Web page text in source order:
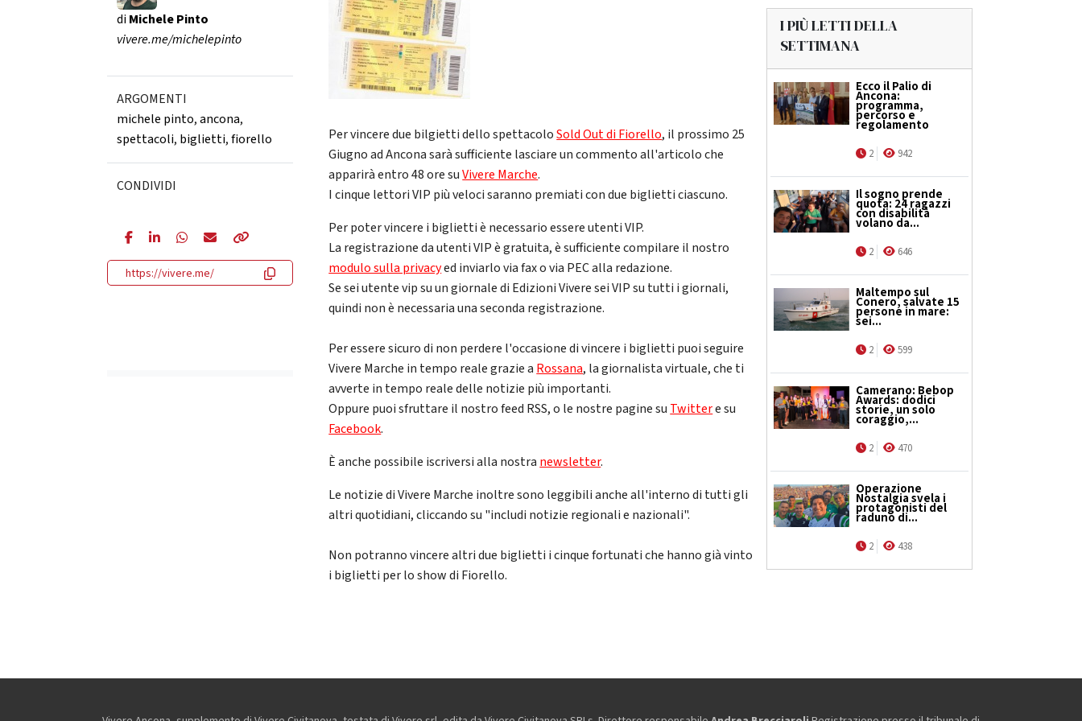
diMichele Pinto
vivere.me/michelepinto
ARGOMENTI
michele pinto,ancona,
spettacoli, biglietti,fiorello
CONDIVIDI
https://vivere.me/
Per vincere due bilgietti dello spettacoloSold Out di Fiorello, il prossimo 25
Giugno ad Ancona sarà sufficiente lasciare un commento all'articolo che
apparirà entro 48 ore suVivere Marche.
I cinque lettori VIP più veloci saranno premiati con due biglietti ciascuno.
Per poter vincere i biglietti è necessario essere utenti VIP.
La registrazione da utenti VIP è gratuita, è sufficiente compilare il nostro
modulo sulla privacyed inviarlo via fax o via PEC alla redazione.
Se sei utente vip su un giornale di Edizioni Vivere sei VIP su tutti i giornali,
quindi non è necessaria una seconda registrazione.
Per essere sicuro di non perdere l'occasione di vincere i biglietti puoi seguire
Vivere Marche in tempo reale grazie a Rossana, la giornalista virtuale, che ti
avverte in tempo reale delle notizie più importanti.
Oppure puoi sfruttare il nostro feed RSS, o le nostre pagine su Twittere su
Facebook.
È anche possibile iscriversi alla nostra newsletter.
Le notizie di Vivere Marche inoltre sono leggibili anche all'interno di tutti gli
altri quotidiani, cliccando su "includi notizie regionali e nazionali".
Non potranno vincere altri due biglietti i cinque fortunati che hanno già vinto
i biglietti per lo show di Fiorello.
I PIÙ LETTI DELLA
SETTIMANA
Ecco il Palio di
Ancona:
programma,
percorso e
regolamento
2 942
Il sogno prende
quota: 24 ragazzi
con disabilità
volano da...
2 646
Maltempo sul
Conero, salvate 15
persone in mare:
sei...
2 599
Camerano: Bebop
Awards: dodici
storie, un solo
coraggio,...
2 470
Operazione
Nostalgia svela i
protagonisti del
raduno di...
2 438